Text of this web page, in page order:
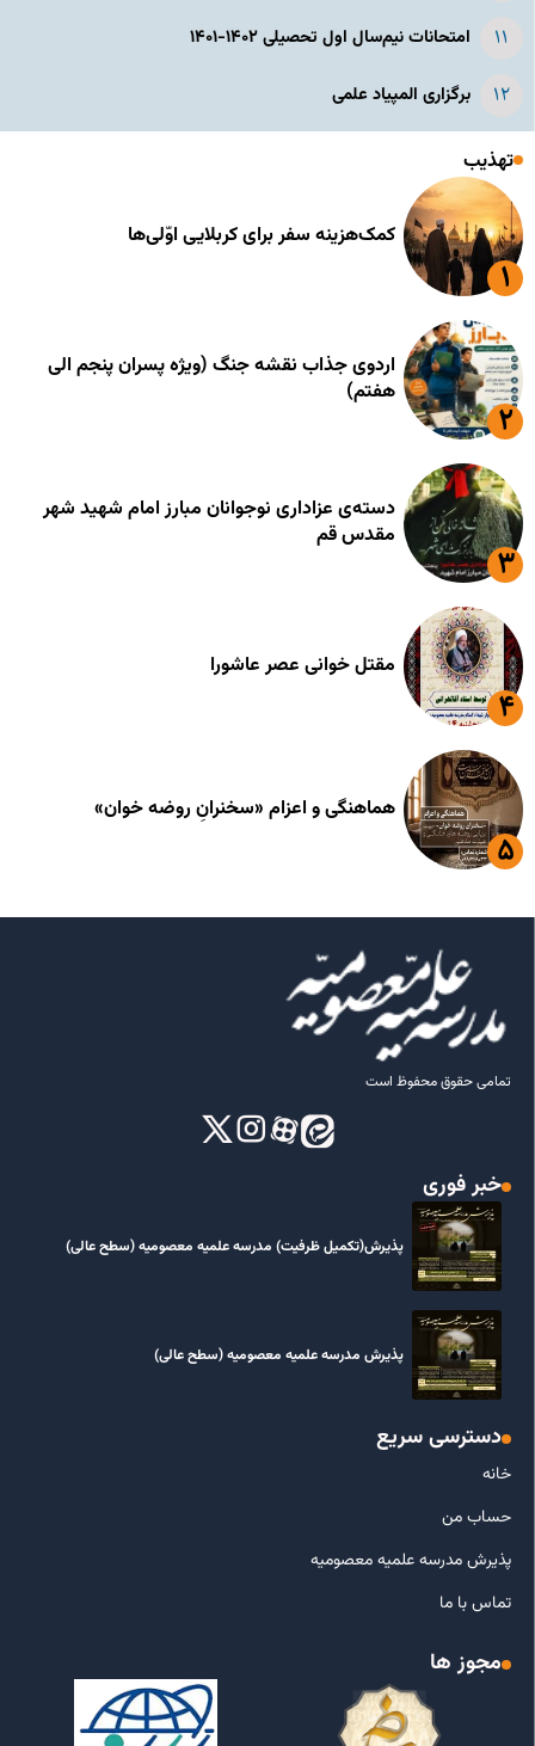
امتحانات نیم‌سال اول تحصیلی ۱۴۰۲-۱۴۰۱
برگزاری المپیاد علمی
تهذیب
کمک‌هزینه سفر برای کربلایی اوّلی‌ها
اردوی جذاب نقشه جنگ (ویژه پسران پنجم الی
هفتم)
دسته‌ی عزاداری نوجوانان مبارز امام شهید شهر
مقدس قم
مقتل خوانی عصر عاشورا
هماهنگی و اعزام «سخنرانِ روضه خوان»
تمامی حقوق محفوظ است
خبر فوری
پذیرش(تکمیل ظرفیت) مدرسه علمیه معصومیه‌ (سطح عالی)
پذیرش مدرسه علمیه معصومیه‌ (سطح عالی)
دسترسی سریع
خانه
حساب من
پذیرش مدرسه علمیه معصومیه
تماس با ما
مجوز ها